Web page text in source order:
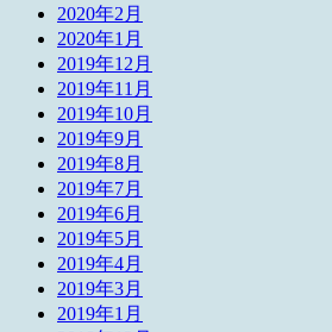
2020年2月
2020年1月
2019年12月
2019年11月
2019年10月
2019年9月
2019年8月
2019年7月
2019年6月
2019年5月
2019年4月
2019年3月
2019年1月